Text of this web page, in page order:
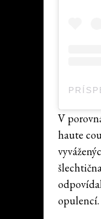
V
haute
opulencí.